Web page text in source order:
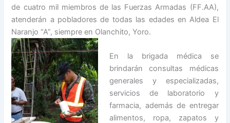
de cuatro mil miembros de las Fuerzas Armadas (FF.AA),
atenderán a pobladores de todas las edades en Aldea El
Naranjo “A”, siempre en Olanchito,Yoro.
En la brigada médica se
brindarán consultas médicas
generales y especializadas,
servicios de laboratorio y
farmacia, además de entregar
alimentos, ropa, zapatos y